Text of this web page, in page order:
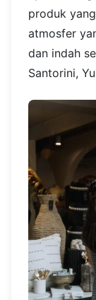
produk
atmosfer
dan indah
Santorini,